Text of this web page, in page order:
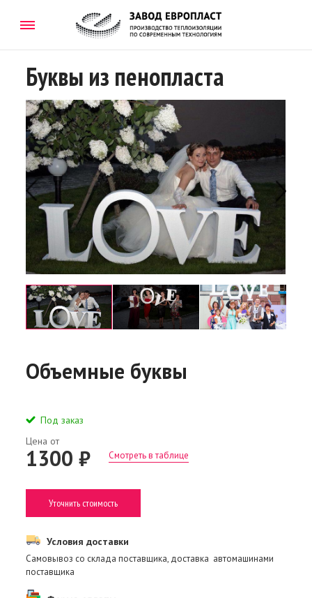
Буквы из пенопласта
Объемные буквы
Под заказ
Цена от
1300 ₽ Смотреть в таблице
Уточнить стоимость
Условия доставки
Самовывоз со склада поставщика, доставка автомашинами
поставщика